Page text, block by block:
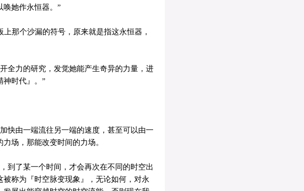
唤她作永恒器。”
那个沙漏的符号，原来就是指这永恒器，
全力的研究，发觉她能产生奇异的力量，进
神时代』。”
快由一端流往另一端的速度，甚至可以由一
场，那能改变时间的力场。
到了某一个时间，才会再次在不同的时空出
称为『时空脉变现象』，无论如何，对永